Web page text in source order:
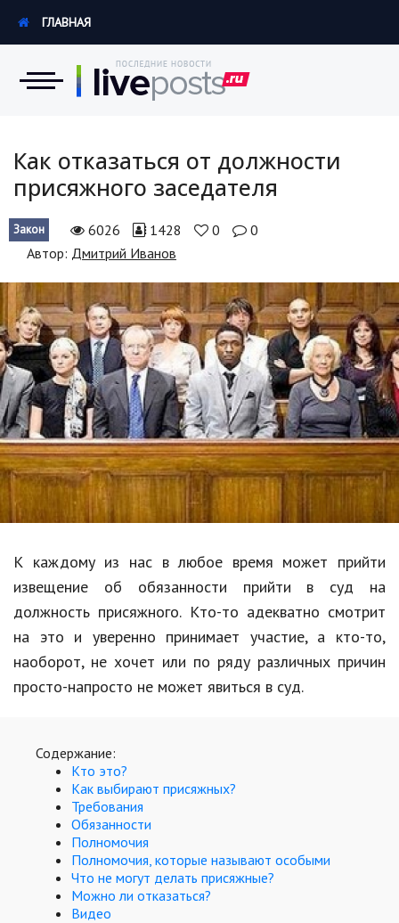
Экономика
Происшествия
Россия
Наука и техника
Политика
Образование
В мире
Культура
Авто, мото
Спорт
Знаменитости
Статьи
Обзоры
Красота и здоровье
Hi-Tech. Интернет
Авто, мото
Дом и сад
Недвижимость
ГЛАВНАЯ
Как отказаться от должности
присяжного заседателя
Закон 6026 1428 0
0
Автор: Дмитрий Иванов
К каждому из нас в любое время может прийти
извещение об обязанности прийти в суд на
должность присяжного. Кто-то адекватно смотрит
на это и уверенно принимает участие, а кто-то,
наоборот, не хочет или по ряду различных причин
просто-напросто не может явиться в суд.
Содержание:
Кто это?
Как выбирают присяжных?
Требования
Обязанности
Полномочия
Полномочия, которые называют особыми
Что не могут делать присяжные?
Можно ли отказаться?
Видео